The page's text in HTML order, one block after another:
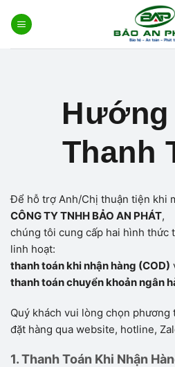
qua
Hướng
Thanh
Để hỗ trợ Anh/Chị thuận tiện khi
CÔNG TY TNHH BẢO AN PHÁT,
chúng tôi cung cấp hai hình thức
linh hoạt:
thanh toán khi nhận hàng (COD)
thanh toán chuyển khoản ngân
Quý khách vui lòng chọn
đặt hàng qua website, hotline,
1. Thanh Toán Khi Nhận